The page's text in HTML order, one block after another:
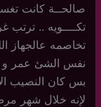
صالحــة كانت
تكــــويه .. ترتب
تخاصمه عالجهاز
نفس الشئ عمر و
بس كان النصيب
لإنه خلال شهر